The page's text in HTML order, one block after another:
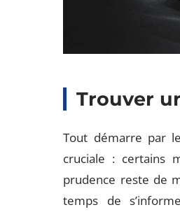
Trouver
Tout démarre par
cruciale : certains
prudence reste de
temps de